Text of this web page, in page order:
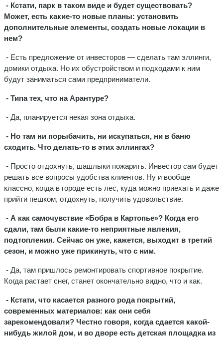
- Кстати, парк в таком виде и будет существовать?
Может, есть какие-то новые планы: установить
дополнительные элементы, создать новые локации в
нем?
- Есть предложение от инвесторов — сделать там эллинги,
домики отдыха. Но их обустройством и подходами к ним
будут заниматься сами предприниматели.
- Типа тех, что на Арантуре?
- Да, планируется некая зона отдыха.
- Но там ни порыбачить, ни искупаться, ни в баню
сходить. Что делать-то в этих эллингах?
- Просто отдохнуть, шашлыки пожарить. Инвестор сам будет
решать все вопросы удобства клиентов. Ну и вообще
классно, когда в городе есть лес, куда можно приехать и даже
прийти пешком, отдохнуть, получить удовольствие.
- А как самочувствие «Бобра в Картопье»? Когда его
сдали, там были какие-то неприятные явления,
подтопления. Сейчас он уже, кажется, выходит в третий
сезон, и можно уже прикинуть, что с ним.
- Да, там пришлось ремонтировать спортивное покрытие.
Когда растает снег, станет окончательно видно, что и как.
- Кстати, что касается разного рода покрытий,
современных материалов: как они себя
зарекомендовали? Честно говоря, когда сдается какой-
нибудь жилой дом, и во дворе есть детская площадка из